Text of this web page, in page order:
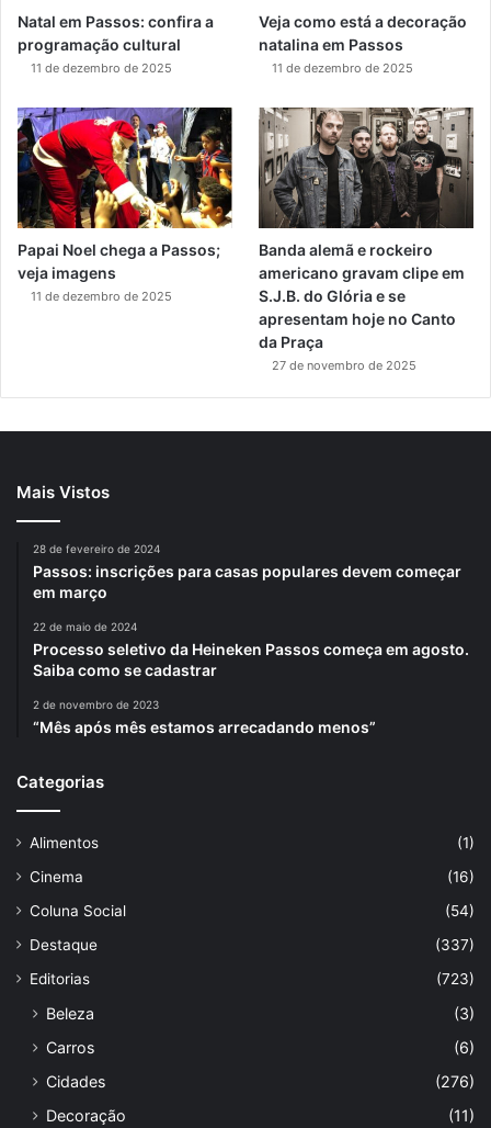
Natal em Passos: confira a
programação cultural
11 de dezembro de 2025
Veja como está a decoração
natalina em Passos
11 de dezembro de 2025
Papai Noel chega a Passos;
veja imagens
11 de dezembro de 2025
Banda alemã e rockeiro
americano gravam clipe em
S.J.B. do Glória e se
apresentam hoje no Canto
da Praça
27 de novembro de 2025
Mais Vistos
28 de fevereiro de 2024
Passos: inscrições para casas populares devem começar
em março
22 de maio de 2024
Processo seletivo da Heineken Passos começa em agosto.
Saiba como se cadastrar
2 de novembro de 2023
“Mês após mês estamos arrecadando menos”
Categorias
Alimentos
(1)
Cinema
(16)
Coluna Social
(54)
Destaque
(337)
Editorias
(723)
Beleza
(3)
Carros
(6)
Cidades
(276)
Decoração
(11)